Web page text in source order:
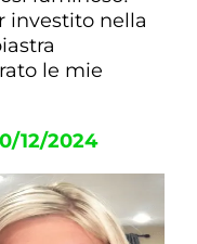
investito nella
le mie
12/2024